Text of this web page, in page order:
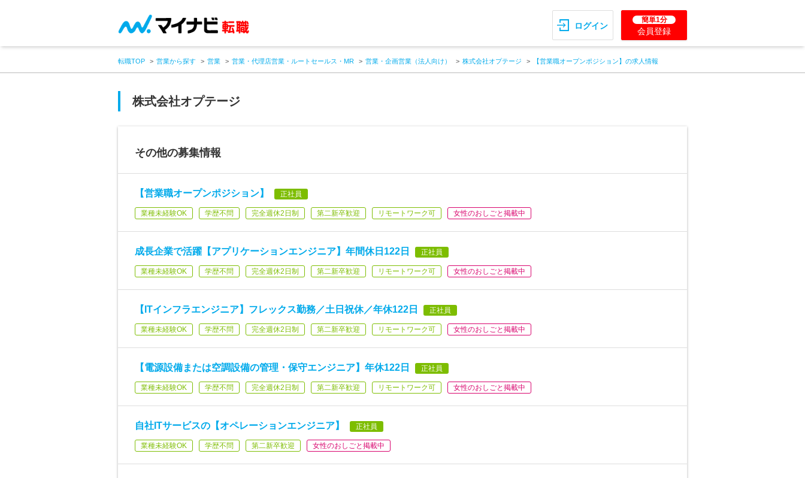
ログイン
簡単1分
会員登録
転職TOP 営業から探す 営業 営業・代理店営業・ルートセールス・MR 営業・企画営業（法人向け） 株式会社オプテージ 【営業職オープンポジション】の求人情報
株式会社オプテージ
その他の募集情報
【営業職オープンポジション】 正社員
業種未経験OK 学歴不問 完全週休2日制 第二新卒歓迎 リモートワーク可 女性のおしごと掲載中
成長企業で活躍【アプリケーションエンジニア】年間休日122日 正社員
業種未経験OK 学歴不問 完全週休2日制 第二新卒歓迎 リモートワーク可 女性のおしごと掲載中
【ITインフラエンジニア】フレックス勤務／土日祝休／年休122日 正社員
業種未経験OK 学歴不問 完全週休2日制 第二新卒歓迎 リモートワーク可 女性のおしごと掲載中
【電源設備または空調設備の管理・保守エンジニア】年休122日 正社員
業種未経験OK 学歴不問 完全週休2日制 第二新卒歓迎 リモートワーク可 女性のおしごと掲載中
自社ITサービスの【オペレーションエンジニア】 正社員
業種未経験OK 学歴不問 第二新卒歓迎 女性のおしごと掲載中